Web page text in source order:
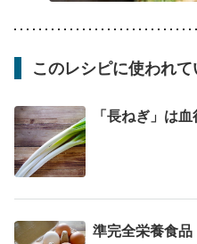
このレシピに使われ
「長ねぎ」は
準完全栄養食